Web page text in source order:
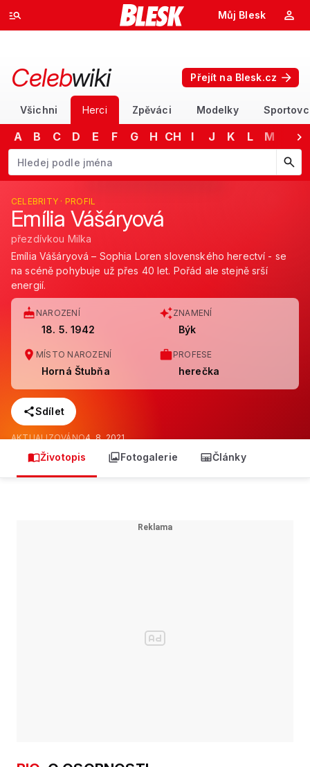
Můj Blesk
Celebwiki Přejít na Blesk.cz
Všichni Herci Zpěváci Modelky
A B C D E F G H CH I J K L M
Začněte psát jméno. Šipkami dolů a nahoru procházejte návrhy,
CELEBRITY · PROFIL
Emília Vášáryová
přezdívkou Milka
Emília Vášáryová – Sophia Loren slovenského herectví - se
na scéně pohybuje už přes 40 let. Pořád ale stejně srší
energií.
NAROZENÍ
18. 5. 1942
ZNAMENÍ
Býk
MÍSTO NAROZENÍ
Horná Štubňa
PROFESE
herečka
Sdílet
AKTUALIZOVÁNO4. 8. 2021
Životopis Fotogalerie Články